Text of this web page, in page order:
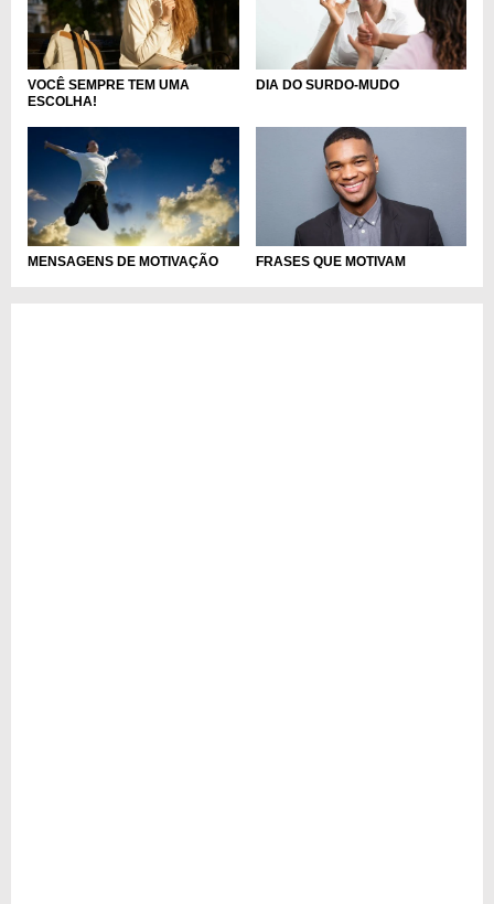
VOCÊ SEMPRE TEM UMA
ESCOLHA!
DIA DO SURDO-MUDO
MENSAGENS DE MOTIVAÇÃO FRASES QUE MOTIVAM